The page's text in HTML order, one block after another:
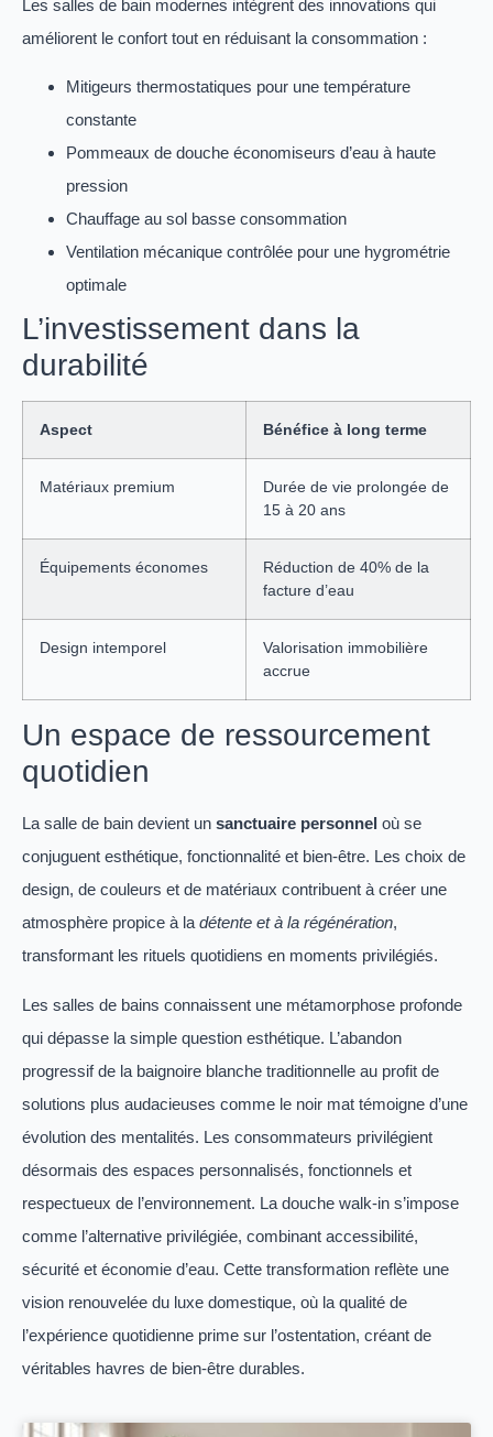
Les salles de bain modernes intègrent des innovations qui
améliorent le confort tout en réduisant la consommation :
Mitigeurs thermostatiques pour une température
constante
Pommeaux de douche économiseurs d’eau à haute
pression
Chauffage au sol basse consommation
Ventilation mécanique contrôlée pour une hygrométrie
optimale
L’investissement dans la
durabilité
Aspect Bénéfice à long terme
Matériaux premium
Durée de vie prolongée de
15 à 20 ans
Équipements économes
Réduction de 40% de la
facture d’eau
Design intemporel
Valorisation immobilière
accrue
Un espace de ressourcement
quotidien
La salle de bain devient un sanctuaire personnel où se
conjuguent esthétique, fonctionnalité et bien-être. Les choix de
design, de couleurs et de matériaux contribuent à créer une
atmosphère propice à la détente et à la régénération,
transformant les rituels quotidiens en moments privilégiés.
Les salles de bains connaissent une métamorphose profonde
qui dépasse la simple question esthétique. L’abandon
progressif de la baignoire blanche traditionnelle au profit de
solutions plus audacieuses comme le noir mat témoigne d’une
évolution des mentalités. Les consommateurs privilégient
désormais des espaces personnalisés, fonctionnels et
respectueux de l’environnement. La douche walk-in s’impose
comme l’alternative privilégiée, combinant accessibilité,
sécurité et économie d’eau. Cette transformation reflète une
vision renouvelée du luxe domestique, où la qualité de
l’expérience quotidienne prime sur l’ostentation, créant de
véritables havres de bien-être durables.